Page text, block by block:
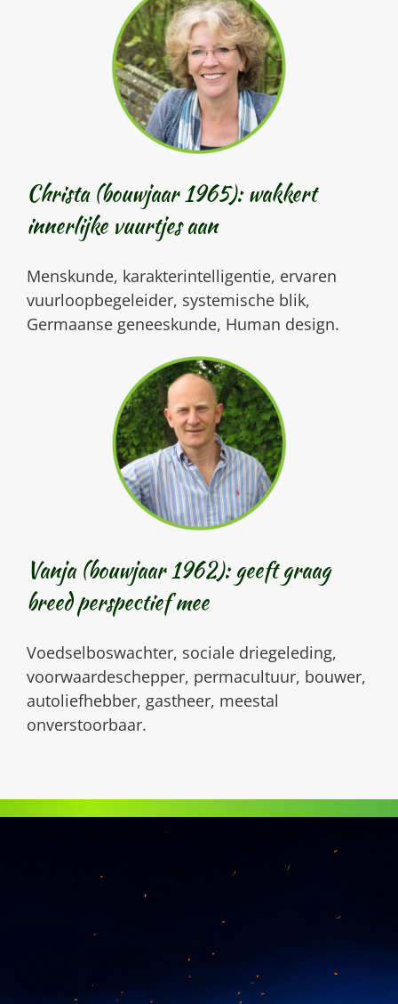
Christa (bouwjaar 1965): wakkert
innerlijke vuurtjes aan
Menskunde, karakterintelligentie, ervaren
vuurloopbegeleider, systemische blik,
Germaanse geneeskunde, Human design.
Vanja (bouwjaar 1962): geeft graag
breed perspectief mee
Voedselboswachter, sociale driegeleding,
voorwaardeschepper, permacultuur, bouwer,
autoliefhebber, gastheer, meestal
onverstoorbaar.